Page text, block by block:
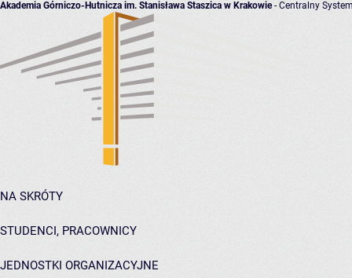
Akademia Górniczo-Hutnicza im. Stanisława Staszica w Krakowie- Centralny
NA SKRÓTY
STUDENCI, PRACOWNICY
JEDNOSTKI ORGANIZACYJNE